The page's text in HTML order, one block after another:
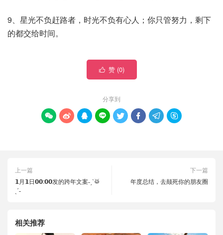
9、星光不负赶路者，时光不负有心人；你只管努力，剩下
的都交给时间。
 赞 (0)
分享到
       
上一篇
𝟭月𝟭日𝟬𝟬:𝟬𝟬发的跨年文案˗ˏˋ🥁
ˎˊ˗
下一篇
年度总结，去颠死你的朋友圈
相关推荐